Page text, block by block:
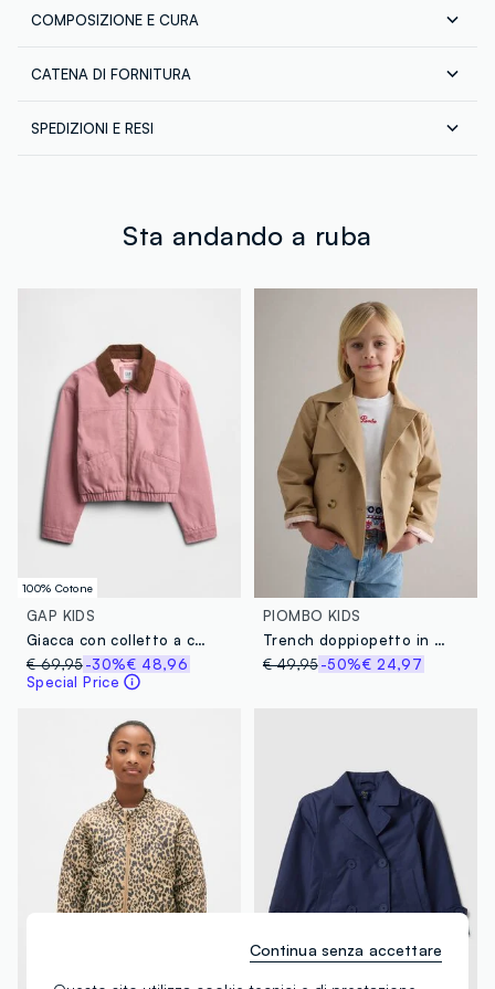
COMPOSIZIONE E CURA
Composizione: 70% COTONE,30% POLIAMMIDE
CATENA DI FORNITURA
GPS STRATEGIC ALLIANCES LLC
SPEDIZIONI E RESI
tuoi prodotti in negozio, il servizio è sempre gratuito.
Sta andando a ruba
100% Cotone
GAP KIDS
Giacca con colletto a contrasto
€ 69,95-30%€ 48,96
Special Price
PIOMBO KIDS
Trench doppiopetto in misto cotone beige da bambina con ricamo
€ 49,95 -50%€ 24,97
Continua senza accettare